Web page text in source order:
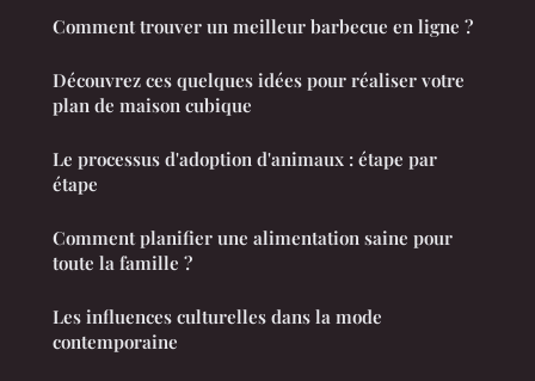
Comment trouver un meilleur barbecue en ligne ?
Découvrez ces quelques idées pour réaliser votre
plan de maison cubique
Le processus d'adoption d'animaux : étape par
étape
Comment planifier une alimentation saine pour
toute la famille ?
Les influences culturelles dans la mode
contemporaine